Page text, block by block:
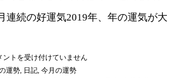
連続の好運気2019年、年の運気が大
ントを受け付けていません
運勢, 日記, 今月の運勢